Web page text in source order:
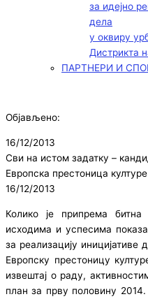
за идејно
дела
у оквиру
Дистрикта
ПАРТНЕРИ И
Објављено:
16/12/2013
Сви на истом задатку –
Европска престоница културе
16/12/2013
Колико је припрема
исходима и успесима
за реализацију
Европску престоницу
извештај о раду,
план за прву половину